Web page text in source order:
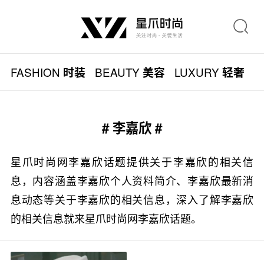
FASHION 时装 BEAUTY美容 LUXURY轻奢
# 李嘉欣 #
星爪时尚网李嘉欣话题提供关于李嘉欣的相关信
息，内容涵盖李嘉欣个人资料简介、李嘉欣最新消
息动态等关于李嘉欣的相关信息，深入了解李嘉欣
的相关信息就来星爪时尚网李嘉欣话题。